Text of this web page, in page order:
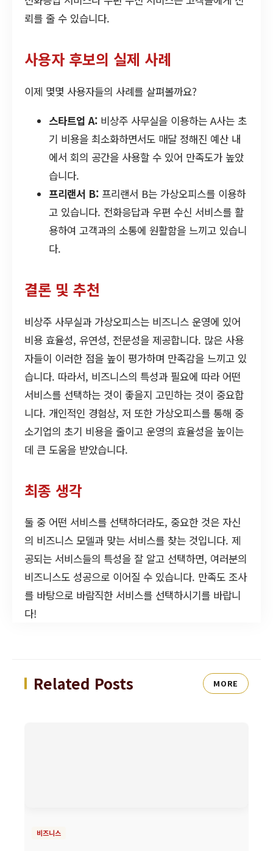
뢰를 줄 수 있습니다.
사용자 후보의 실제 사례
이제 몇몇 사용자들의 사례를 살펴볼까요?
스타트업 A: 비상주 사무실을 이용하는 A사는 초
기 비용을 최소화하면서도 매달 정해진 예산 내
에서 회의 공간을 사용할 수 있어 만족도가 높았
습니다.
프리랜서 B: 프리랜서 B는 가상오피스를 이용하
고 있습니다. 전화응답과 우편 수신 서비스를 활
용하여 고객과의 소통에 원활함을 느끼고 있습니
다.
결론 및 추천
비상주 사무실과 가상오피스는 비즈니스 운영에 있어
비용 효율성, 유연성, 전문성을 제공합니다. 많은 사용
자들이 이러한 점을 높이 평가하며 만족감을 느끼고 있
습니다. 따라서, 비즈니스의 특성과 필요에 따라 어떤
서비스를 선택하는 것이 좋을지 고민하는 것이 중요합
니다. 개인적인 경험상, 저 또한 가상오피스를 통해 중
소기업의 초기 비용을 줄이고 운영의 효율성을 높이는
데 큰 도움을 받았습니다.
최종 생각
둘 중 어떤 서비스를 선택하더라도, 중요한 것은 자신
의 비즈니스 모델과 맞는 서비스를 찾는 것입니다. 제
공되는 서비스들의 특성을 잘 알고 선택하면, 여러분의
비즈니스도 성공으로 이어질 수 있습니다. 만족도 조사
를 바탕으로 바람직한 서비스를 선택하시기를 바랍니
다!
Related Posts MORE
비즈니스